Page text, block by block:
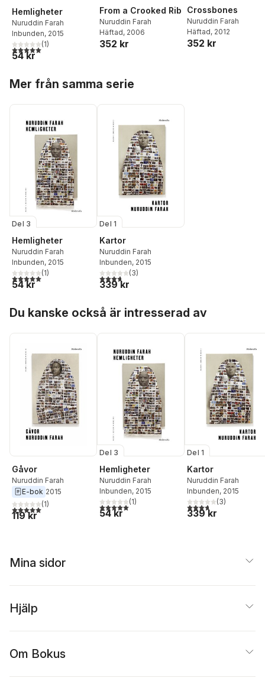
Hemligheter
Nuruddin Farah
Inbunden, 2015
5,0utav 5 stjärnor. Totalt antal röster:
(1)
54 kr
From a Crooked Rib
Nuruddin Farah
Häftad, 2006
352 kr
Crossbones
Nuruddin Farah
Häftad, 2012
352 kr
Mer från samma serie
Del 3
Hemligheter
Nuruddin Farah
Inbunden, 2015
5,0utav 5 stjärnor. Totalt antal röster:
(1)
54 kr
Del 1
Kartor
Nuruddin Farah
Inbunden, 2015
3,7utav 5 stjärnor. Totalt antal röster:
(3)
339 kr
Du kanske också är intresserad av
Gåvor
Nuruddin Farah
E-bok 2015
5,0utav 5 stjärnor. Totalt antal röster:
(1)
119 kr
Del 3
Hemligheter
Nuruddin Farah
Inbunden, 2015
5,0utav 5 stjärnor. Totalt antal röster:
(1)
54 kr
Del 1
Kartor
Nuruddin Farah
Inbunden, 2015
3,7utav 5 stjärnor.
(3)
339 kr
Mina sidor
Hjälp
Om Bokus